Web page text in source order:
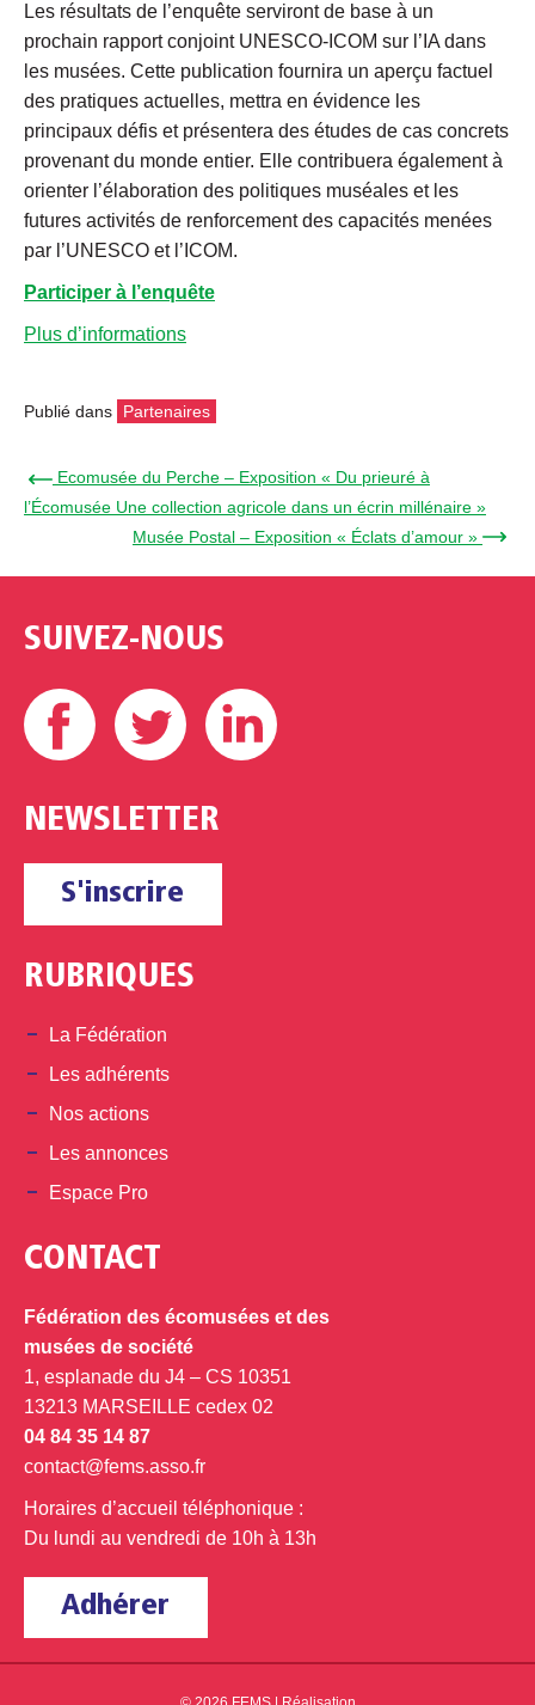
Les résultats de l’enquête serviront de base à un
prochain rapport conjoint UNESCO-ICOM sur l’IA dans
les musées. Cette publication fournira un aperçu factuel
des pratiques actuelles, mettra en évidence les
principaux défis et présentera des études de cas concrets
provenant du monde entier. Elle contribuera également à
orienter l’élaboration des politiques muséales et les
futures activités de renforcement des capacités menées
par l’UNESCO et l’ICOM.
Participer à l’enquête
Plus d’informations
Publié dans Partenaires
← Ecomusée du Perche – Exposition « Du prieuré à
l’Écomusée Une collection agricole dans un écrin millénaire »
Musée Postal – Exposition « Éclats d’amour » →
SUIVEZ-NOUS
Facebook Twitter
NEWSLETTER
S'inscrire
RUBRIQUES
La Fédération
Les adhérents
Nos actions
Les annonces
Espace Pro
CONTACT
Fédération des écomusées et des
musées de société
1, esplanade du J4 – CS 10351
13213 MARSEILLE cedex 02
04 84 35 14 87
contact@fems.asso.fr
Horaires d’accueil téléphonique :
Du lundi au vendredi de 10h à 13h
Adhérer